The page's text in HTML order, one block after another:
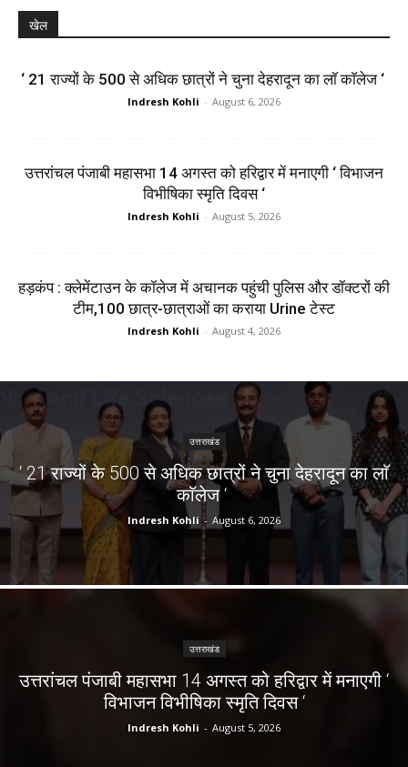
खेल
‘ 21 राज्यों के 500 से अधिक छात्रों ने चुना देहरादून का लाॅ काॅलेज ‘
Indresh Kohli - August 6, 2026
उत्तरांचल पंजाबी महासभा 14 अगस्त को हरिद्वार में मनाएगी ‘ विभाजन
विभीषिका स्मृति दिवस ‘
Indresh Kohli - August 5, 2026
हड़कंप : क्लेमेंटाउन के कॉलेज में अचानक पहुंची पुलिस और डॉक्टरों की
टीम,100 छात्र-छात्राओं का कराया Urine टेस्ट
Indresh Kohli - August 4, 2026
उत्तराखंड
‘ 21 राज्यों के 500 से अधिक छात्रों ने चुना देहरादून का लाॅ
काॅलेज ‘
Indresh Kohli - August 6, 2026
उत्तराखंड
उत्तरांचल पंजाबी महासभा 14 अगस्त को हरिद्वार में मनाएगी ‘
विभाजन विभीषिका स्मृति दिवस ‘
Indresh Kohli - August 5, 2026